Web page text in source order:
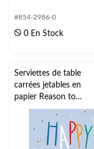
#854-2986-0
0 En Stock
Serviettes de table
carrées jetables en
papier Reason to
Celebrate, Happy
Birthday, multicolore,
6,5 po, paq. 16, 2
épaisseurs, pour